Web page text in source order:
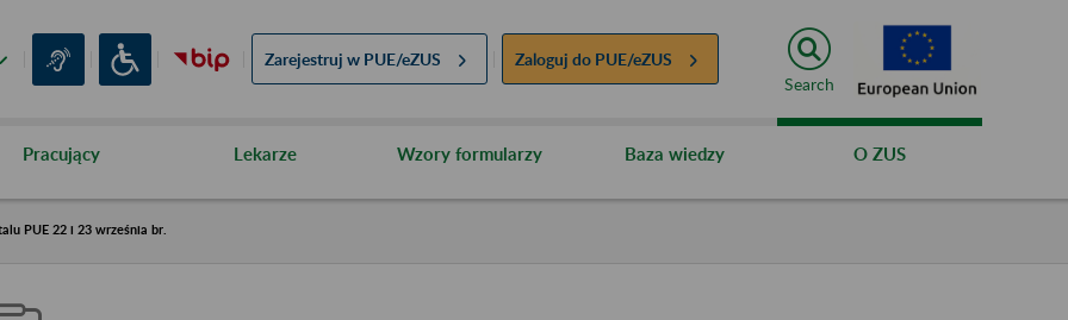
Zarejestruj w PUE/eZUS Zaloguj do PUE/eZUS
Search
Pracujący Lekarze Wzory formularzy Baza wiedzy O ZUS
PUE 22 i 23 września br.